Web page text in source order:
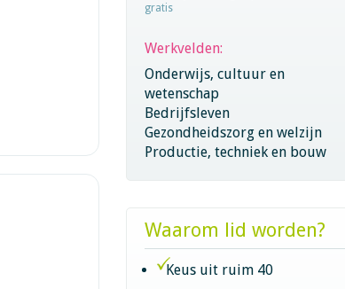
gratis
Werkvelden:
Onderwijs, cultuur en
wetenschap
Bedrijfsleven
Gezondheidszorg en welzijn
Productie, techniek en bouw
Waarom lid worden?
Keus uit ruim 40